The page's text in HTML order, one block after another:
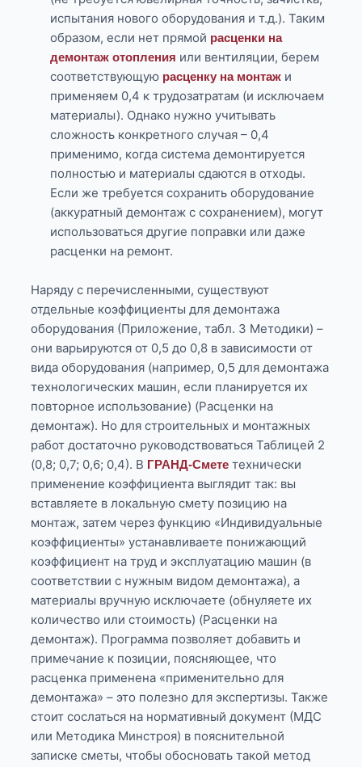
испытания нового оборудования и т.д.). Таким
образом, если нет прямой расценки на
демонтаж отопления или вентиляции, берем
соответствующую расценку на монтаж и
применяем 0,4 к трудозатратам (и исключаем
материалы). Однако нужно учитывать
сложность конкретного случая – 0,4
применимо, когда система демонтируется
полностью и материалы сдаются в отходы.
Если же требуется сохранить оборудование
(аккуратный демонтаж с сохранением), могут
использоваться другие поправки или даже
расценки на ремонт.
Наряду с перечисленными, существуют
отдельные коэффициенты для демонтажа
оборудования (Приложение, табл. 3 Методики) –
они варьируются от 0,5 до 0,8 в зависимости от
вида оборудования (например, 0,5 для демонтажа
технологических машин, если планируется их
повторное использование) (Расценки на
демонтаж). Но для строительных и монтажных
работ достаточно руководствоваться Таблицей 2
(0,8; 0,7; 0,6; 0,4). В ГРАНД-Смете технически
применение коэффициента выглядит так: вы
вставляете в локальную смету позицию на
монтаж, затем через функцию «Индивидуальные
коэффициенты» устанавливаете понижающий
коэффициент на труд и эксплуатацию машин (в
соответствии с нужным видом демонтажа), а
материалы вручную исключаете (обнуляете их
количество или стоимость) (Расценки на
демонтаж). Программа позволяет добавить и
примечание к позиции, поясняющее, что
расценка применена «применительно для
демонтажа» – это полезно для экспертизы. Также
стоит сослаться на нормативный документ (МДС
или Методика Минстроя) в пояснительной
записке сметы, чтобы обосновать такой метод